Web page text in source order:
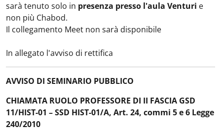
sarà tenuto solo in presenza presso l'aula Venturi e
non più Chabod.
Il collegamento Meet non sarà disponibile
In allegato l'avviso di rettifica
AVVISO DI SEMINARIO PUBBLICO
CHIAMATA RUOLO PROFESSORE DI II FASCIA GSD
11/HIST-01 – SSD HIST-01/A, Art. 24, commi 5 e 6 Legge
240/2010